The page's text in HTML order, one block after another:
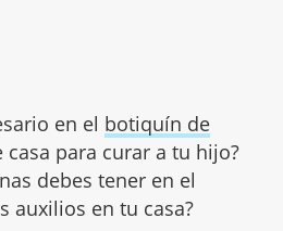
en el botiquín de
casa para curar a tu hijo?
debes tener en el
auxilios en tu casa?